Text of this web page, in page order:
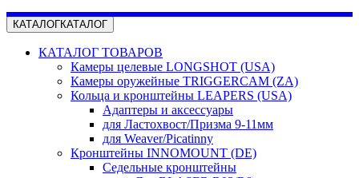
КАТАЛОГКАТАЛОГ
КАТАЛОГ ТОВАРОВ
Камеры целевые LONGSHOT (USA)
Камеры оружейные TRIGGERCAM (ZA)
Кольца и кронштейны LEAPERS (USA)
Адаптеры и аксессуары
для Ластохвост/Призма 9-11мм
для Weaver/Picatinny
Кронштейны INNOMOUNT (DE)
Седельные кронштейны